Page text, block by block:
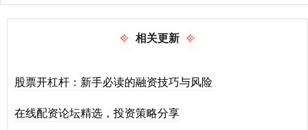
相关更新
股票开杠杆：新手必读的融资技巧与风险
在线配资论坛精选，投资策略分享